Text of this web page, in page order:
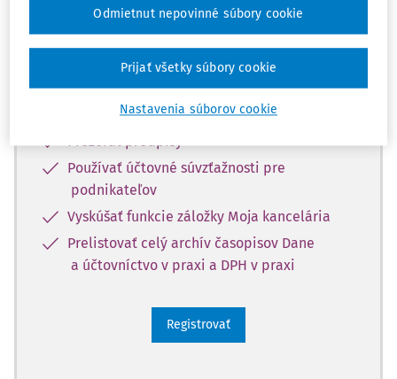
zadarmo prístup k vybranému obsahu na
10 dní.
Vďaka registrácii si môžete
Prečítať platené články na portáli
Prezerať predpisy
Používať účtovné súvzťažnosti pre
podnikateľov
Vyskúšať funkcie záložky Moja kancelária
Prelistovať celý archív časopisov Dane
a účtovníctvo v praxi a DPH v praxi
Registrovať
Nastavenia súborov cookie
Odmietnut nepovinné súbory cookie
Prijať všetky súbory cookie